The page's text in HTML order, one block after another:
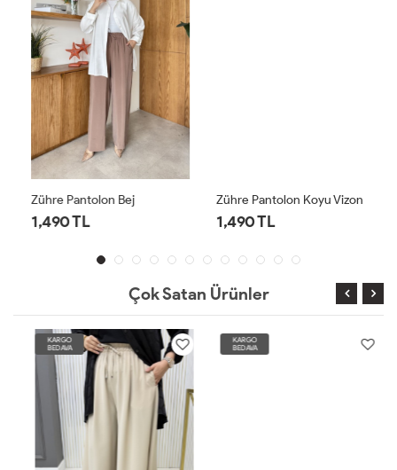
Zühre Pantolon Bej
1,490 TL
Zühre Pantolon Koyu Vizon
1,490 TL
Çok Satan Ürünler
KARGO
BEDAVA
KARGO
BEDAVA